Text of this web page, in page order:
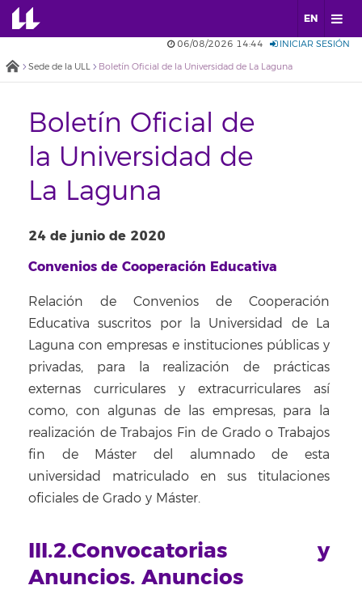
EN
06/08/2026 14:44 INICIAR SESIÓN
Sede de la ULL Boletín Oficial de la Universidad de La Laguna
Boletín Oficial de
la Universidad de
La Laguna
24 de junio de 2020
Convenios de Cooperación Educativa
Relación de Convenios de Cooperación
Educativa suscritos por la Universidad de La
Laguna con empresas e instituciones públicas y
privadas, para la realización de prácticas
externas curriculares y extracurriculares así
como, con algunas de las empresas, para la
realización de Trabajos Fin de Grado o Trabajos
fin de Máster del alumnado de esta
universidad matriculado en sus titulaciones
oficiales de Grado y Máster.
III.2.Convocatorias y
Anuncios. Anuncios